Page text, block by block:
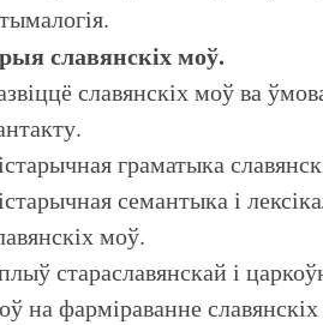
славянскіх моў.
славянскіх моў ва
граматыка
семантыка і
моў.
стараславянскай і
на фарміраванне